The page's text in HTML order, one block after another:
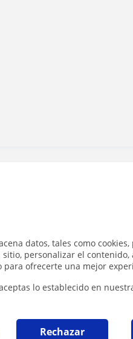
datos, tales como
personalizar el contenido,
para ofrecerte una mejor
lo establecido en
Rechazar
pueden